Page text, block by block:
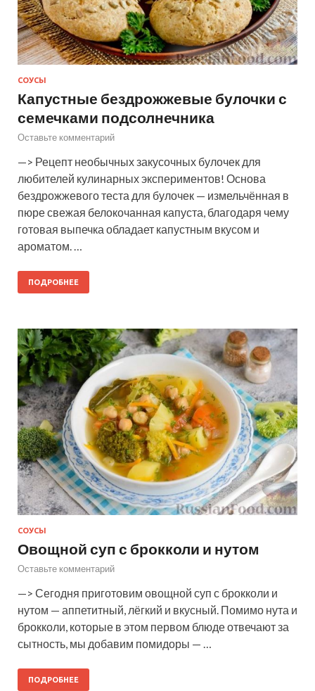
СОУСЫ
Капустные бездрожжевые булочки с
семечками подсолнечника
Оставьте комментарий
—> Рецепт необычных закусочных булочек для
любителей кулинарных экспериментов! Основа
бездрожжевого теста для булочек — измельчённая в
пюре свежая белокочанная капуста, благодаря чему
готовая выпечка обладает капустным вкусом и
ароматом. …
ПОДРОБНЕЕ
СОУСЫ
Овощной суп с брокколи и нутом
Оставьте комментарий
—> Сегодня приготовим овощной суп с брокколи и
нутом — аппетитный, лёгкий и вкусный. Помимо нута и
брокколи, которые в этом первом блюде отвечают за
сытность, мы добавим помидоры — …
ПОДРОБНЕЕ